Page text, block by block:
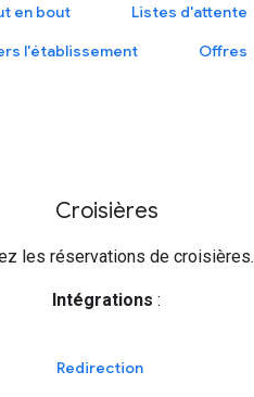
en bout
Listes d'attente
l'établissement
Offres
Croisières
les réservations de croisières.
Intégrations :
Redirection